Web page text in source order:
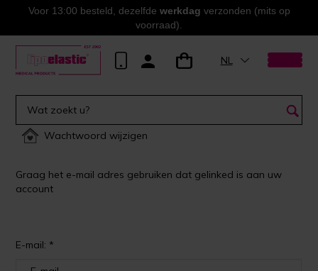
Voor 13:00 besteld, dezelfde werkdag verzonden (mits op
voorraad).
NL
Wachtwoord wijzigen
Graag het e-mail adres gebruiken dat gelinked is aan uw
account
E-mail: *